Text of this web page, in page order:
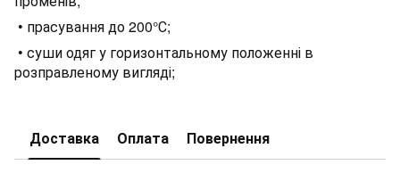
• прасування до 200°С;
• суши одяг у горизонтальному положенні в
розправленому вигляді;
Доставка Оплата Повернення